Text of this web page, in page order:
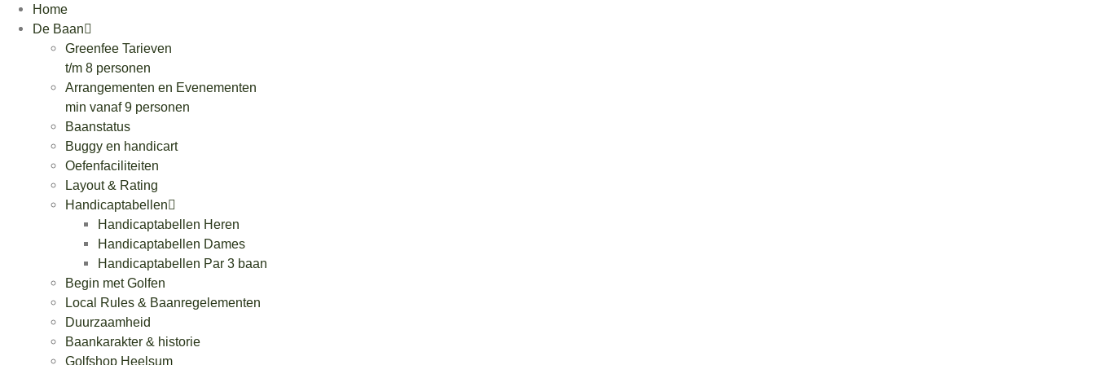
Home
De Baan
Greenfee Tarieven
t/m 8 personen
Arrangementen en Evenementen
min vanaf 9 personen
Baanstatus
Buggy en handicart
Oefenfaciliteiten
Layout & Rating
Handicaptabellen
Handicaptabellen Heren
Handicaptabellen Dames
Handicaptabellen Par 3 baan
Begin met Golfen
Local Rules & Baanregelementen
Duurzaamheid
Baankarakter & historie
Golfshop Heelsum